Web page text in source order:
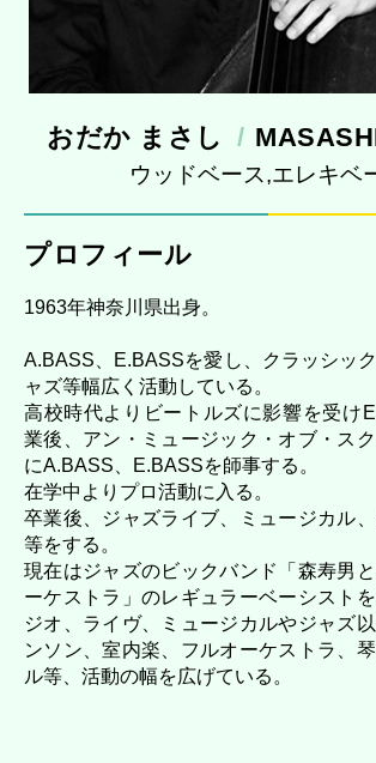
おだか まさし
ウッドベース,エレキベ
プロフィール
1963年神奈川県出身。
A.BASS、E.BASSを愛し、クラッシッ
ャズ等幅広く活動している。
高校時代よりビートルズに影響を受け
業後、アン・ミュージック・オブ・ス
にA.BASS、E.BASSを師事する。
在学中よりプロ活動に入る。
卒業後、ジャズライブ、ミュージカル
等をする。
現在はジャズのビックバンド「森寿男
ーケストラ」のレギュラーベーシスト
ジオ、ライヴ、ミュージカルやジャズ
ンソン、室内楽、フルオーケストラ、
ル等、活動の幅を広げている。